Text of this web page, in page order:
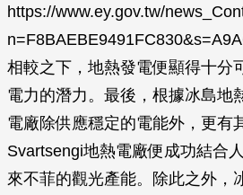
https://www.ey.gov.tw/
相較之下，地熱發電便顯得十分
電力的潛力。最後，根據冰島地
電廠除供應穩定的電能外，更有
Svartsengi地熱電廠便成功結合
來不菲的觀光產能。除此之外，